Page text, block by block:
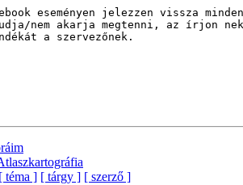
eseményen jelezzen vissza
nem akarja megtenni, az írjon
a szervezőnek.
[ téma ] [ tárgy ] [ szerző ]